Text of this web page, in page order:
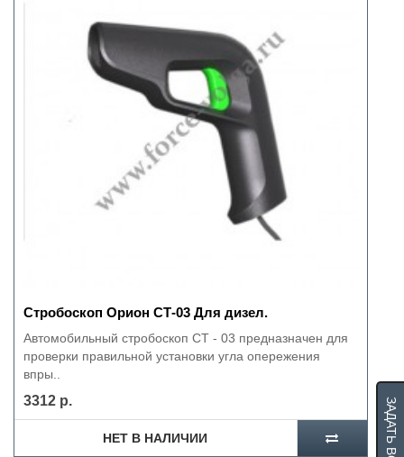
Стробоскоп Орион СТ-03 Для дизел.
Автомобильный стробоскоп СТ - 03 предназначен для
проверки правильной установки угла опережения
впры..
3312 р.
НЕТ В НАЛИЧИИ